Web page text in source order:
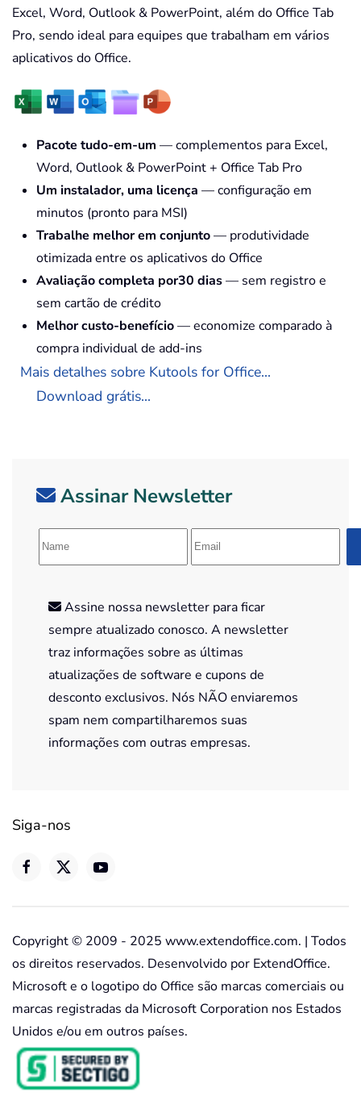
Excel, Word, Outlook & PowerPoint, além do Office Tab
Pro, sendo ideal para equipes que trabalham em vários
aplicativos do Office.
Pacote tudo-em-um — complementos para Excel,
Word, Outlook & PowerPoint + Office Tab Pro
Um instalador, uma licença — configuração em
minutos (pronto para MSI)
Trabalhe melhor em conjunto— produtividade
otimizada entre os aplicativos do Office
Avaliação completa por30 dias— sem registro e
sem cartão de crédito
Melhor custo-benefício— economize comparado à
compra individual de add-ins
Mais detalhes sobre Kutools for Office...
Download grátis...
Assinar Newsletter
Assine nossa newsletter para ficar
sempre atualizado conosco. A newsletter
traz informações sobre as últimas
atualizações de software e cupons de
desconto exclusivos. Nós NÃO enviaremos
spam nem compartilharemos suas
informações com outras empresas.
Siga-nos
Copyright © 2009 - 2025 www.extendoffice.com. | Todos
os direitos reservados. Desenvolvido por ExtendOffice.
Microsoft e o logotipo do Office são marcas comerciais ou
marcas registradas da Microsoft Corporation nos Estados
Unidos e/ou em outros países.